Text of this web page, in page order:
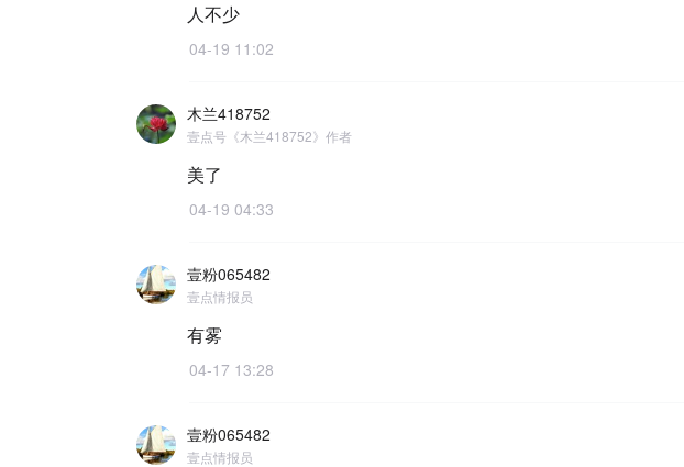
人不少
04-19 11:02
木兰418752
壹点号《木兰418752》作者
美了
04-19 04:33
壹粉065482
壹点情报员
有雾
04-17 13:28
壹粉065482
壹点情报员